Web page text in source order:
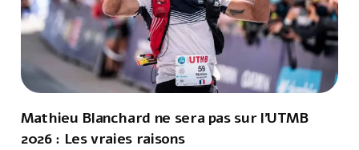
Mathieu Blanchard ne sera pas sur l'UTMB
2026 : Les vraies raisons